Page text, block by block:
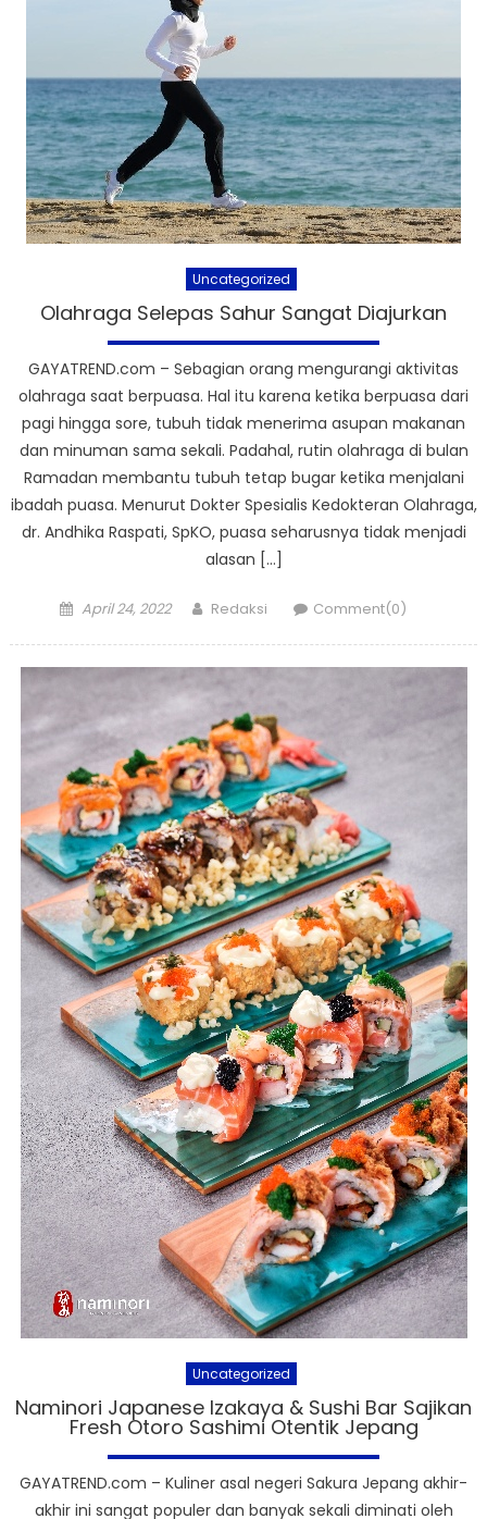
Uncategorized
Olahraga Selepas Sahur Sangat Diajurkan
GAYATREND.com – Sebagian orang mengurangi aktivitas
olahraga saat berpuasa. Hal itu karena ketika berpuasa dari
pagi hingga sore, tubuh tidak menerima asupan makanan
dan minuman sama sekali. Padahal, rutin olahraga di bulan
Ramadan membantu tubuh tetap bugar ketika menjalani
ibadah puasa. Menurut Dokter Spesialis Kedokteran Olahraga,
dr. Andhika Raspati, SpKO, puasa seharusnya tidak menjadi
alasan […]
Posted
April 24, 2022 Author
Redaksi Comment(0)
Uncategorized
Naminori Japanese Izakaya & Sushi Bar Sajikan
Fresh Otoro Sashimi Otentik Jepang
GAYATREND.com – Kuliner asal negeri Sakura Jepang akhir-
akhir ini sangat populer dan banyak sekali diminati oleh